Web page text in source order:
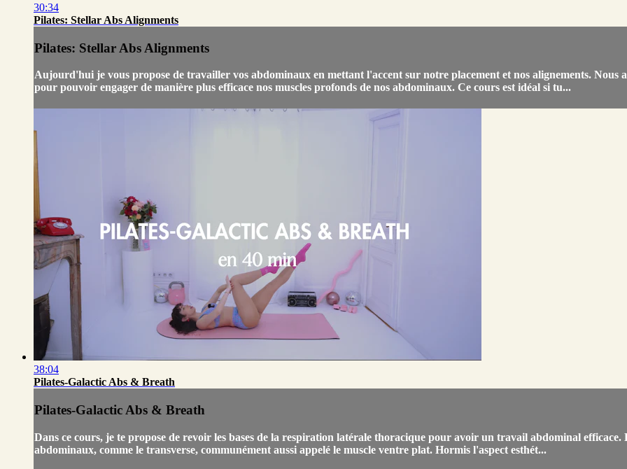
30:34
Pilates: Stellar Abs Alignments
Pilates: Stellar Abs Alignments
Aujourd'hui je vous propose de travailler vos abdominaux en mettant l'accent sur notre placement et nos alignements. Nous
pour pouvoir engager de manière plus efficace nos muscles profonds de nos abdominaux. Ce cours est idéal si tu...
38:04
Pilates-Galactic Abs & Breath
Pilates-Galactic Abs & Breath
Dans ce cours, je te propose de revoir les bases de la respiration latérale thoracique pour avoir un travail abdominal
abdominaux, comme le transverse, communément aussi appelé le muscle ventre plat. Hormis l'aspect esthét...